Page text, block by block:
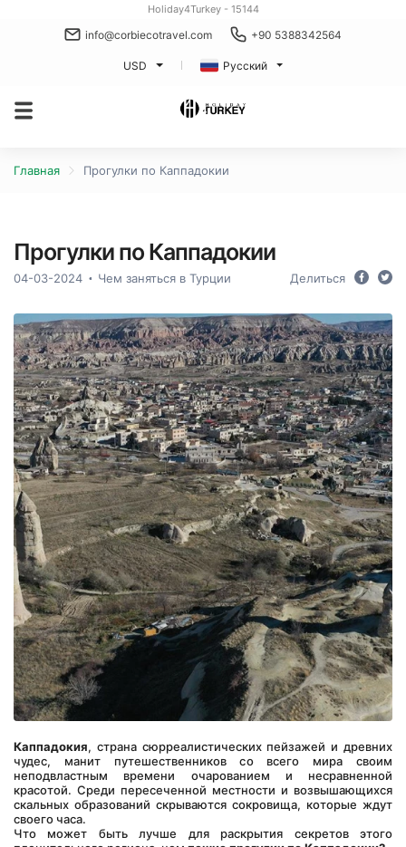
Holiday4Turkey - 15144
info@corbiecotravel.com +90 5388342564
USD Русский
Главная Прогулки по Каппадокии
Прогулки по Каппадокии
04-03-2024 Чем заняться в Турции Делиться
Каппадокия, страна сюрреалистических пейзажей и древних
чудес, манит путешественников со всего мира своим
неподвластным времени очарованием и несравненной
красотой. Среди пересеченной местности и возвышающихся
скальных образований скрываются сокровища, которые ждут
своего часа.
Что может быть лучше для раскрытия секретов этого